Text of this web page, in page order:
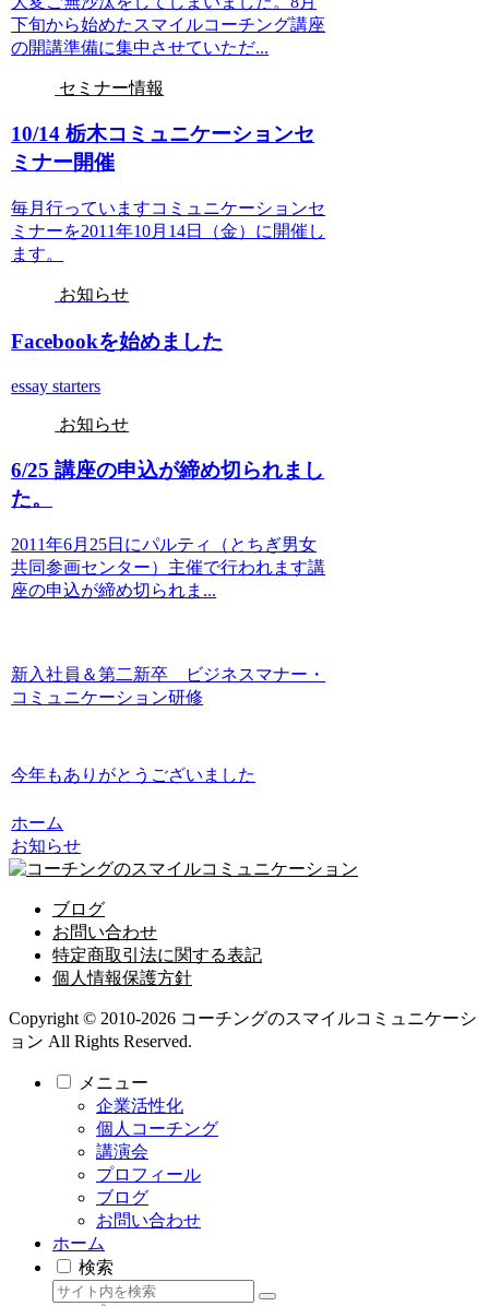
下旬から始めたスマイルコーチング講座
の開講準備に集中させていただ...
セミナー情報
10/14 栃木コミュニケーションセ
ミナー開催
毎月行っていますコミュニケーションセ
ミナーを2011年10月14日（金）に開催し
ます。
お知らせ
Facebookを始めました
essay starters
お知らせ
6/25 講座の申込が締め切られまし
た。
2011年6月25日にパルティ（とちぎ男女
共同参画センター）主催で行われます講
座の申込が締め切られま...
新入社員＆第二新卒 ビジネスマナー・
コミュニケーション研修
今年もありがとうございました
ホーム
お知らせ
ブログ
お問い合わせ
特定商取引法に関する表記
個人情報保護方針
Copyright © 2010-2026 コーチングのスマイルコミュニケーシ
ョン All Rights Reserved.
メニュー
企業活性化
個人コーチング
講演会
プロフィール
ブログ
お問い合わせ
ホーム
検索